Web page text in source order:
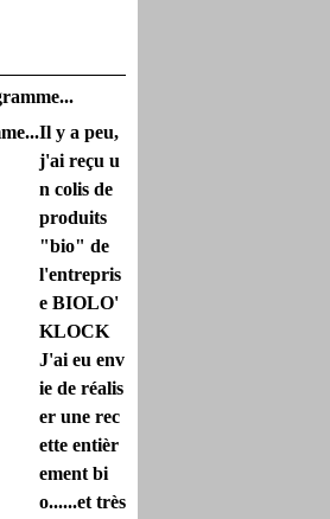
Il y a peu,
j'ai reçu u
n colis de
produits
"bio" de
l'entrepris
e BIOLO'
KLOCK
J'ai eu env
ie de réalis
er une rec
ette entièr
ement bi
o......et très